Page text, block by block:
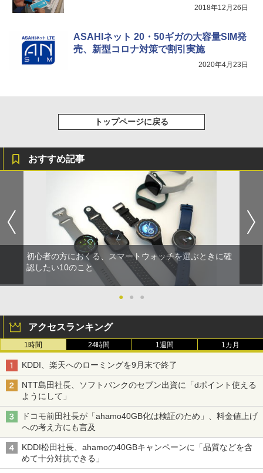
2018年12月26日
ASAHIネット 20・50ギガの大容量SIM発
売、新型コロナ対策で割引実施
2020年4月23日
トップページに戻る
おすすめ記事
初心者の方におくる、スマートウォッチを選ぶときに確
認したい10のこと
● ● ●
アクセスランキング
1時間 24時間 1週間 1カ月
KDDI、楽天へのローミングを9月末で終了
NTT島田社長、ソフトバンクのセブン出資に「dポイント使える
ようにして」
ドコモ前田社長が「ahamo40GB化は検証のため」、料金値上げ
への考え方にも言及
KDDI松田社長、ahamoの40GBキャンペーンに「品質などを含
めて十分対抗できる」